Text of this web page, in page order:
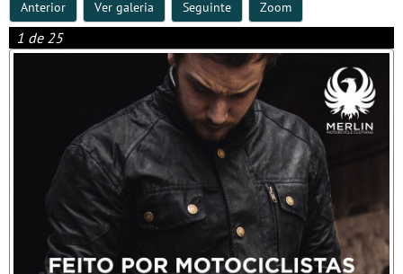
Anterior Ver galeria Seguinte Zoom
1 de 25